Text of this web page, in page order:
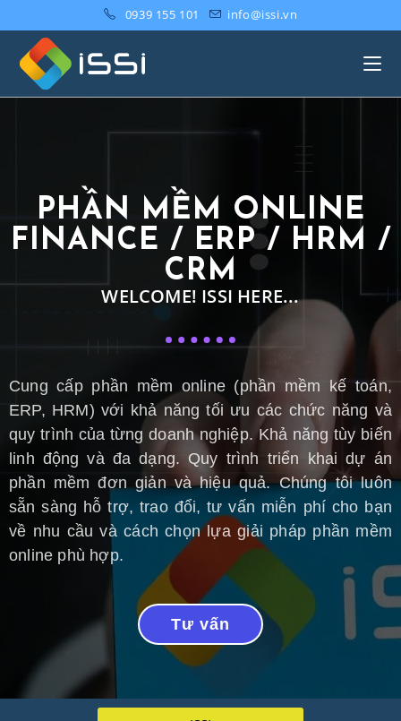
0939 155 101 info@issi.vn
PHẦN MỀM ONLINE
FINANCE / ERP / HRM /
CRM
WELCOME! ISSI HERE...
Cung cấp phần mềm online (phần mềm kế toán,
ERP, HRM) với khả năng tối ưu các chức năng và
quy trình của từng doanh nghiệp. Khả năng tùy biến
linh động và đa dạng. Quy trình triển khai dự án
phần mềm đơn giản và hiệu quả. Chúng tôi luôn
sẵn sàng hỗ trợ, trao đổi, tư vấn miễn phí cho bạn
về nhu cầu và cách chọn lựa giải pháp phần mềm
online phù hợp.
Tư vấn